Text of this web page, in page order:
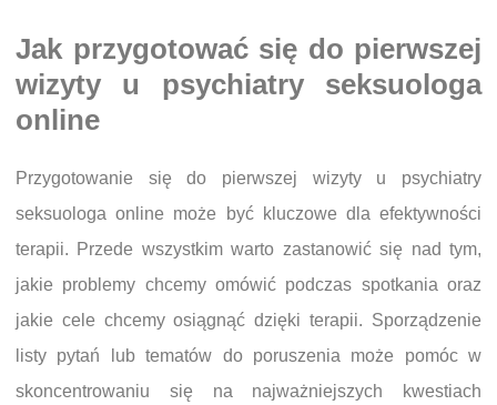
Jak przygotować się do pierwszej
wizyty u psychiatry seksuologa
online
Przygotowanie się do pierwszej wizyty u psychiatry
seksuologa online może być kluczowe dla efektywności
terapii. Przede wszystkim warto zastanowić się nad tym,
jakie problemy chcemy omówić podczas spotkania oraz
jakie cele chcemy osiągnąć dzięki terapii. Sporządzenie
listy pytań lub tematów do poruszenia może pomóc w
skoncentrowaniu się na najważniejszych kwestiach